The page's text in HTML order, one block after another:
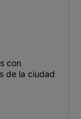
con
de la ciudad